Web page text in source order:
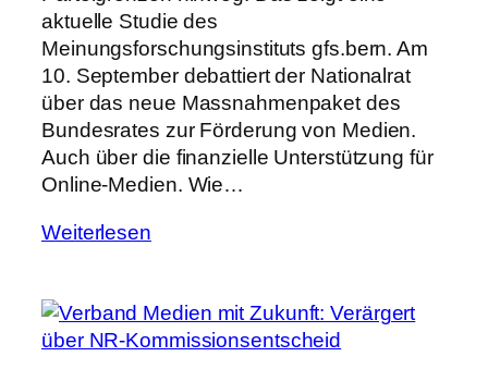
aktuelle Studie des
Meinungsforschungsinstituts gfs.bern. Am
10. September debattiert der Nationalrat
über das neue Massnahmenpaket des
Bundesrates zur Förderung von Medien.
Auch über die finanzielle Unterstützung für
Online-Medien. Wie…
Weiterlesen